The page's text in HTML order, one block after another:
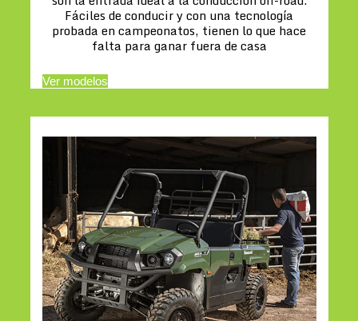
Fáciles de conducir y con una tecnología
probada en campeonatos, tienen lo que hace
falta para ganar fuera de casa
Ver modelos